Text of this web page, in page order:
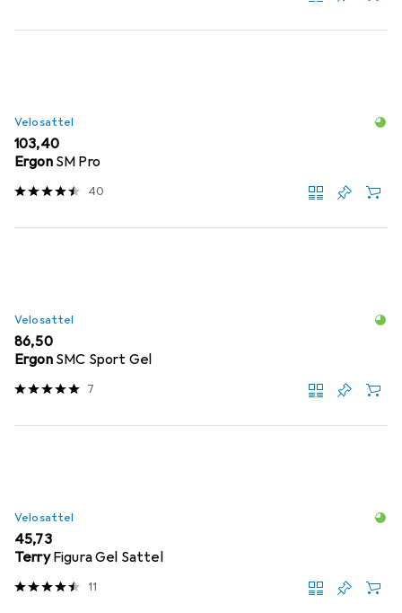
Velosattel
EUR
103,40
Ergon SM Pro
40
Velosattel
EUR
86,50
Ergon SMC Sport Gel
7
Velosattel
EUR
45,73
Terry Figura Gel Sattel
11